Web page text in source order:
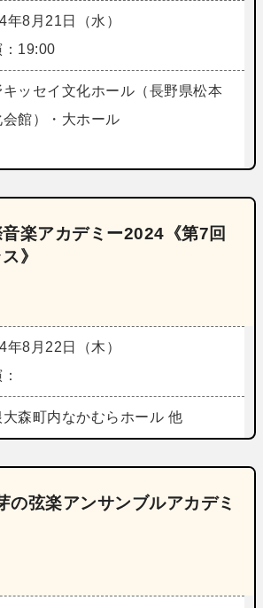
年8月21日（水）
：19:00
キッセイ文化ホール（長野県松本
会館）・大ホール
楽アカデミー2024《第7回
》
年8月22日（木）
大森町内なかむらホール 他
の弦楽アンサンブルアカデミ